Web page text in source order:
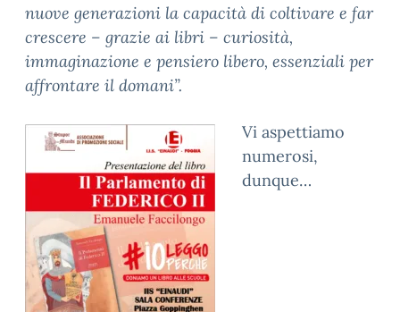
nuove generazioni la capacità di coltivare e far
crescere – grazie ai libri – curiosità,
immaginazione e pensiero libero, essenziali per
affrontare il domani”.
Vi aspettiamo
numerosi,
dunque…